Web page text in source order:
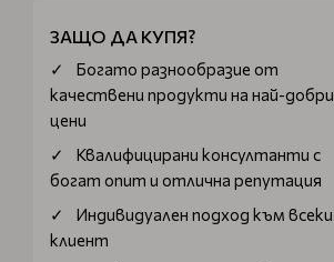
ЗАЩО ДА КУПЯ?
Богатo разнообразие от
качествени продукти на най-добри
цени
Квалифицирани консултанти с
богат опит и отлична репутация
Индивидуален подход към всеки
клиент